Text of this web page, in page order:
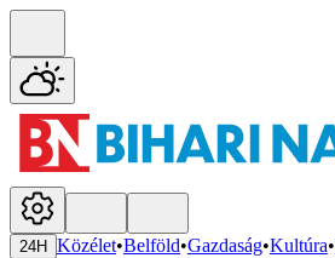
24H Közélet•Belföld•Gazdaság•Kultúra•